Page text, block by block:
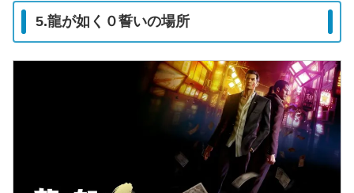
5.龍が如く０誓いの場所